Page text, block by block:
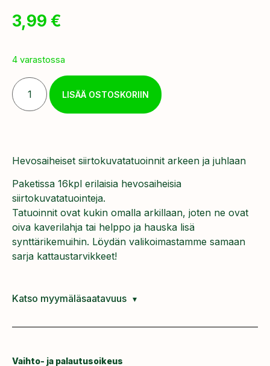
3,99 €
4 varastossa
LISÄÄ OSTOSKORIIN
Hevosaiheiset siirtokuvatatuoinnit arkeen ja juhlaan
Paketissa 16kpl erilaisia hevosaiheisia
siirtokuvatatuointeja.
Tatuoinnit ovat kukin omalla arkillaan, joten ne ovat
oiva kaverilahja tai helppo ja hauska lisä
synttärikemuihin. Löydän valikoimastamme samaan
sarja kattaustarvikkeet!
Katso myymäläsaatavuus
Vaihto- ja palautusoikeus